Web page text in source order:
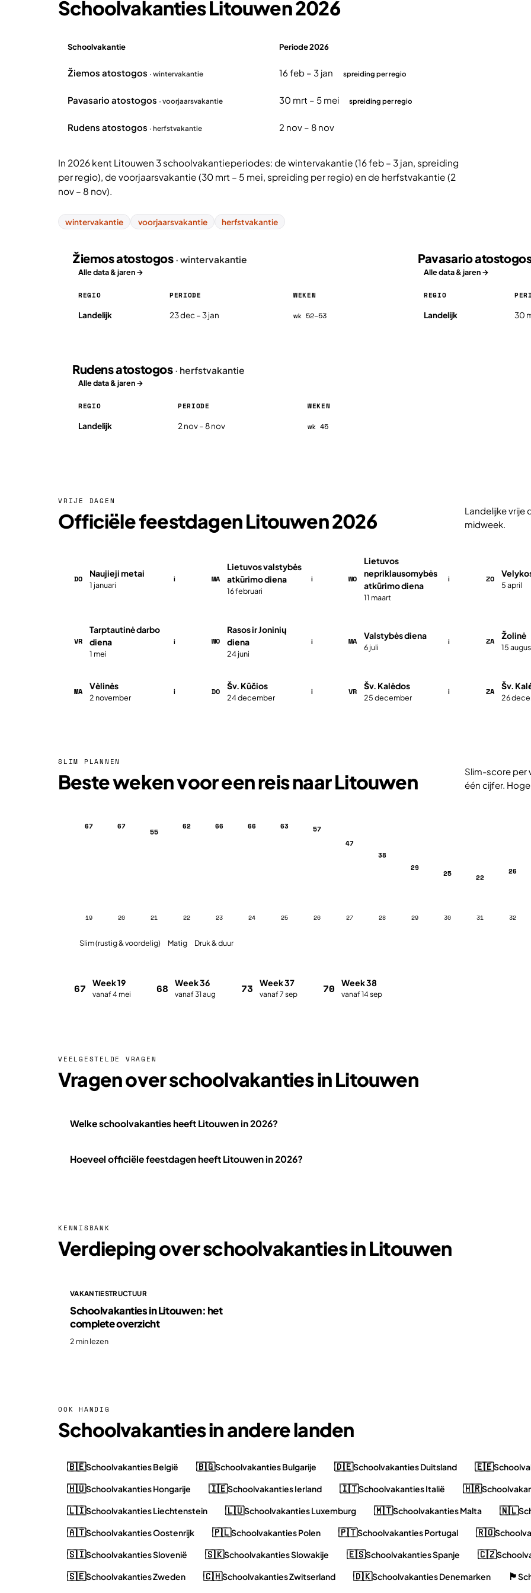
Schoolvakanties Litouwen 2026
Overzicht schoolvakanties Litouwen 2026
Schoolvakantie Periode 2026
Žiemos atostogos · wintervakantie 16 feb – 3 jan spreiding per regio
Pavasario atostogos · voorjaarsvakantie 30 mrt – 5 mei spreiding per regio
Rudens atostogos · herfstvakantie 2 nov – 8 nov
In 2026 kent Litouwen 3 schoolvakantieperiodes: de wintervakantie (16 feb – 3 jan, spreiding
per regio), de voorjaarsvakantie (30 mrt – 5 mei, spreiding per regio) en de herfstvakantie (2
nov – 8 nov).
wintervakantie voorjaarsvakantie herfstvakantie
Žiemos atostogos · wintervakantie
Alle data & jaren →
Žiemos atostogos in Litouwen 2026, per regio
REGIO PERIODE WEKEN
Landelijk 23 dec – 3 jan wk 52–53
Pavasario
Alle data & jaren →
Pavasario atostogos in
REGIO
Landelijk 30
Rudens atostogos · herfstvakantie
Alle data & jaren →
Rudens atostogos in Litouwen 2026, per regio
REGIO PERIODE WEKEN
Landelijk 2 nov – 8 nov wk 45
VRIJE DAGEN
Officiële feestdagen Litouwen 2026
Landelijke vrije
midweek.
DO
Naujieji metai
1 januari
i MA
Lietuvos valstybės
atkūrimo diena
16 februari
i WO
Lietuvos
nepriklausomybės
atkūrimo diena
11 maart
i ZO
5 april
VR
Tarptautinė darbo
diena
1 mei
i WO
Rasos ir Joninių
diena
24 juni
i MA
Valstybės diena
6 juli
i ZA
Žolinė
15
MA
Vėlinės
2 november
i DO
Šv. Kūčios
24 december
i VR
Šv. Kalėdos
25 december
i ZA
Šv.
26
SLIM PLANNEN
Beste weken voor een reis naar Litouwen
Slim-score per
één cijfer.
67
19
67
20
55
21
62
22
66
23
66
24
63
25
57
26
47
27
38
28
29
29
25
30
22
31
26
32
Slim (rustig & voordelig) Matig Druk & duur
67 Week 19
vanaf 4 mei 68 Week 36
vanaf 31 aug 73 Week 37
vanaf 7 sep 70 Week 38
vanaf 14 sep
VEELGESTELDE VRAGEN
Vragen over schoolvakanties in Litouwen
Welke schoolvakanties heeft Litouwen in 2026?
Hoeveel officiële feestdagen heeft Litouwen in 2026?
KENNISBANK
Verdieping over schoolvakanties in Litouwen
VAKANTIESTRUCTUUR
Schoolvakanties in Litouwen: het
complete overzicht
2 min lezen
OOK HANDIG
Schoolvakanties in andere landen
🇧🇪Schoolvakanties België 🇧🇬Schoolvakanties Bulgarije 🇩🇪Schoolvakanties Duitsland 🇪🇪
🇭🇺Schoolvakanties Hongarije 🇮🇪Schoolvakanties Ierland 🇮🇹Schoolvakanties Italië 🇭🇷
🇱🇮Schoolvakanties Liechtenstein 🇱🇺Schoolvakanties Luxemburg 🇲🇹Schoolvakanties Malta 🇳🇱
🇦🇹Schoolvakanties Oostenrijk 🇵🇱Schoolvakanties Polen 🇵🇹Schoolvakanties Portugal 🇷🇴
🇸🇮Schoolvakanties Slovenië 🇸🇰Schoolvakanties Slowakije 🇪🇸Schoolvakanties Spanje 🇨🇿
🇸🇪Schoolvakanties Zweden 🇨🇭Schoolvakanties Zwitserland 🇩🇰Schoolvakanties Denemarken 🏴󠁧󠁢󠁥󠁮󠁧󠁿